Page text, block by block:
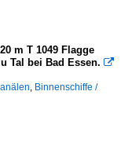
m T 1049 Flagge
Tal bei Bad Essen. 
Binnenschiffe /